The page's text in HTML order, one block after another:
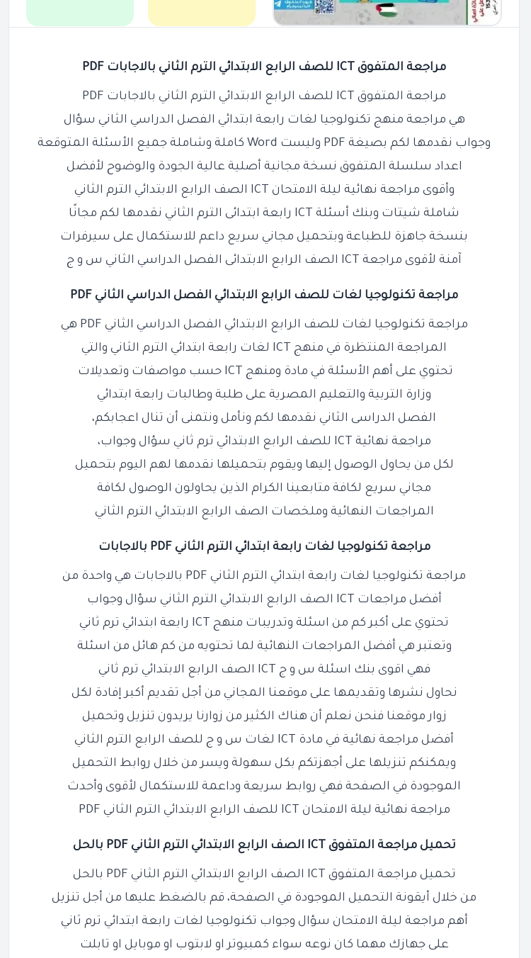
مراجعة المتفوق ICT للصف الرابع الابتدائي الترم الثاني بالاجابات PDF
مراجعة المتفوق ICT للصف الرابع الابتدائي الترم الثاني بالاجابات PDF
هي مراجعة منهج تكنولوجيا لغات رابعة ابتدائي الفصل الدراسي الثاني سؤال
وجواب نقدمها لكم بصيغة PDF وليست Word كاملة وشاملة جميع الأسئلة المتوقعة
اعداد سلسلة المتفوق نسخة مجانية أصلية عالية الجودة والوضوح لأفضل
وأقوى مراجعة نهائية ليلة الامتحان ICT الصف الرابع الابتدائي الترم الثاني
شاملة شيتات وبنك أسئلة ICT رابعة ابتدائى الترم الثاني نقدمها لكم مجانًا
بنسخة جاهزة للطباعة وبتحميل مجاني سريع داعم للاستكمال على سيرفرات
آمنة لأقوى مراجعة ICT الصف الرابع الابتدائى الفصل الدراسي الثاني س و ج
مراجعة تكنولوجيا لغات للصف الرابع الابتدائي الفصل الدراسي الثاني PDF
مراجعة تكنولوجيا لغات للصف الرابع الابتدائي الفصل الدراسي الثاني PDF هي
المراجعة المنتظرة في منهج ICT لغات رابعة ابتدائي الترم الثاني والتي
تحتوي على أهم الأسئلة في مادة ومنهج ICT حسب مواصفات وتعديلات
وزارة التربية والتعليم المصرية على طلبة وطالبات رابعة ابتدائي
الفصل الدراسى الثاني نقدمها لكم ونأمل ونتمنى أن تنال اعجابكم،
مراجعة نهائية ICT للصف الرابع الابتدائي ترم ثاني سؤال وجواب،
لكل من يحاول الوصول إليها ويقوم بتحميلها نقدمها لهم اليوم بتحميل
مجاني سريع لكافة متابعينا الكرام الذين يحاولون الوصول لكافة
المراجعات النهائية وملخصات الصف الرابع الابتدائي الترم الثاني
مراجعة تكنولوجيا لغات رابعة ابتدائي الترم الثاني PDF بالاجابات
مراجعة تكنولوجيا لغات رابعة ابتدائي الترم الثاني PDF بالاجابات هي واحدة من
أفضل مراجعات ICT الصف الرابع الابتدائي الترم الثاني سؤال وجواب
تحتوي على أكبر كم من اسئلة وتدريبات منهج ICT رابعة ابتدائي ترم ثاني
وتعتبر هي أفضل المراجعات النهائية لما تحتويه من كم هائل من اسئلة
فهي اقوى بنك اسئلة س و ج ICT الصف الرابع الابتدائي ترم ثاني
نحاول نشرها وتقديمها على موقعنا المجاني من أجل تقديم أكبر إفادة لكل
زوار موقعنا فنحن نعلم أن هناك الكثير من زوارنا يريدون تنزيل وتحميل
أفضل مراجعة نهائية في مادة ICT لغات س و ج للصف الرابع الترم الثاني
ويمكنكم تنزيلها على أجهزتكم بكل سهولة ويسر من خلال روابط التحميل
الموجودة في الصفحة فهي روابط سريعة وداعمة للاستكمال لأقوى وأحدث
مراجعة نهائية ليلة الامتحان ICT للصف الرابع الابتدائي الترم
الثاني PDF
تحميل مراجعة المتفوق ICT الصف الرابع الابتدائي الترم الثاني PDF بالحل
تحميل مراجعة المتفوق ICT الصف الرابع الابتدائي الترم الثاني PDF بالحل
من خلال أيقونة التحميل الموجودة في الصفحة، قم بالضغط عليها من أجل تنزيل
أهم مراجعة ليلة الامتحان سؤال وجواب تكنولوجيا لغات رابعة ابتدائي ترم ثاني
على جهازك مهما كان نوعه سواء كمبيوتر او لابتوب او موبايل او تابلت